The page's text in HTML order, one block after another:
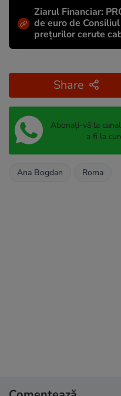
Ziarul Financiar:
de euro de
prețurilor cerute
Share
Abonați-vă la
a fi la
Ana Bogdan Roma